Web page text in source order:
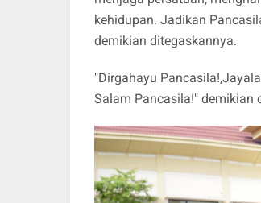
kehidupan. Jadikan
demikian ditegaskannya.
"Dirgahayu
Salam Pancasila!" demikian